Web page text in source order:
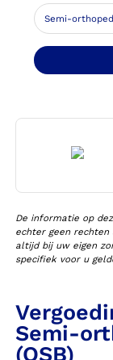
De informatie op
echter geen
altijd bij uw eigen
specifiek voor u
Semi-
(OSB)